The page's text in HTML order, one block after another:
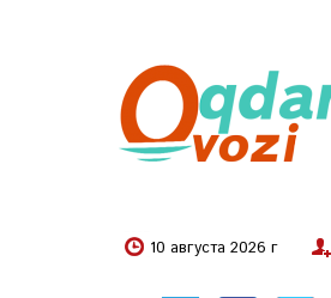
10 августа 2026 г